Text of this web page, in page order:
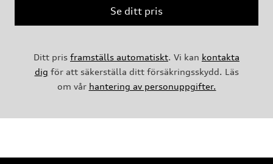
Se ditt pris
Ditt pris framställs automatiskt. Vi kan kontakta
dig för att säkerställa ditt försäkringsskydd. Läs
om vår hantering av personuppgifter.